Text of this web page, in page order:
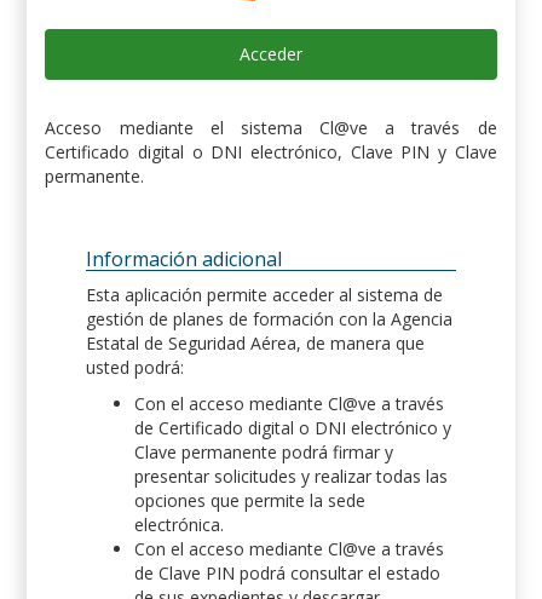
Acceder
Acceso mediante el sistema Cl@ve a través de
Certificado digital o DNI electrónico, Clave PIN y Clave
permanente.
Información adicional
Esta aplicación permite acceder al sistema de
gestión de planes de formación con la Agencia
Estatal de Seguridad Aérea, de manera que
usted podrá:
Con el acceso mediante Cl@ve a través
de Certificado digital o DNI electrónico y
Clave permanente podrá firmar y
presentar solicitudes y realizar todas las
opciones que permite la sede
electrónica.
Con el acceso mediante Cl@ve a través
de Clave PIN podrá consultar el estado